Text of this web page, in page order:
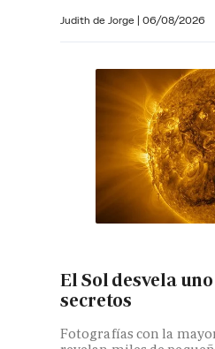
Judith de Jorge | 06/08/2026
El Sol desvela
secretos
Fotografías con la